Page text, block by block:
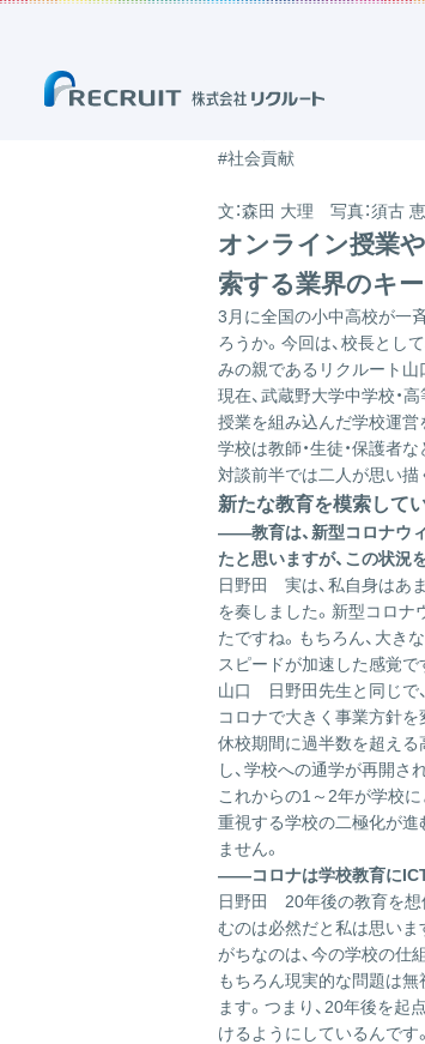
#まなび
#社会貢献
文：森田 大理 写真：須古 恵
オンライン授業
索する業界のキ
3月に全国の小中高校が一
ろうか。今回は、校長とし
みの親であるリクルート山
現在、武蔵野大学中学校・
授業を組み込んだ学校運営
学校は教師・生徒・保護者
対談前半では二人が思い描
新たな教育を模索して
――教育は、新型コロナウ
たと思いますが、この状況
日野田 実は、私自身はあ
を奏しました。新型コロ
たですね。もちろん、大き
スピードが加速した感覚で
山口
日野田先生と同じで
コロナで大きく事業方針を
休校期間に過半数を超える
し、学校への通学が再開さ
これからの1～2年が学校
重視する学校の二極化が進
ません。
――コロナは学校教育にICT
日野田 20年後の教育を
むのは必然だと私は思いま
がちなのは、今の学校の仕
もちろん現実的な問題は無
ます。つまり、20年後を
けるようにしているんです。